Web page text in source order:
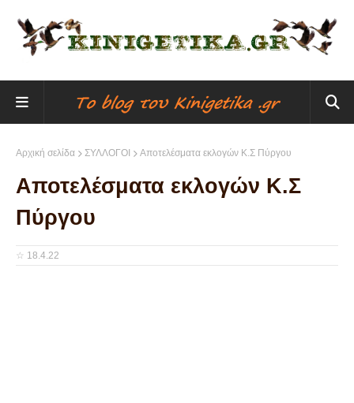
Αρχική σελίδα ΣΥΛΛΟΓΟΙ Αποτελέσματα εκλογών Κ.Σ Πύργου
Αποτελέσματα εκλογών Κ.Σ
Πύργου
☆ 18.4.22